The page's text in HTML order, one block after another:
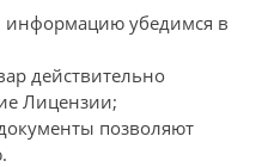
убедимся в
действительно
Лицензии;
позволяют